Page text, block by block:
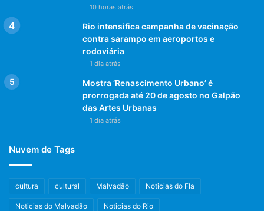
10 horas atrás
Rio intensifica campanha de vacinação
contra sarampo em aeroportos e
rodoviária
1 dia atrás
Mostra ‘Renascimento Urbano’ é
prorrogada até 20 de agosto no Galpão
das Artes Urbanas
1 dia atrás
Nuvem de Tags
cultura cultural Malvadão Noticias do Fla
Noticias do Malvadão Noticias do Rio